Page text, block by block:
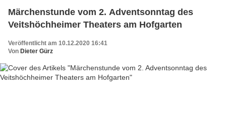
Märchenstunde vom 2. Adventsonntag des
Veitshöchheimer Theaters am Hofgarten
Veröffentlicht am 10.12.2020 16:41
Von Dieter Gürz